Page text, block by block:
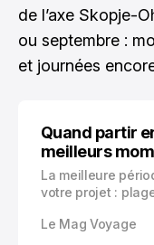
de l’axe Skopje-
ou septembre :
et journées
Quand partir
meilleurs
La meilleure
votre projet :
Voici le guide
Le Mag Voyage